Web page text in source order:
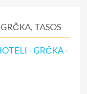
TASOS
- GRČKA -